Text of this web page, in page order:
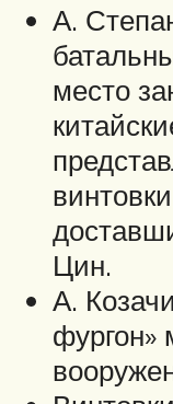
А.
место
Цин.
А.
фургон»